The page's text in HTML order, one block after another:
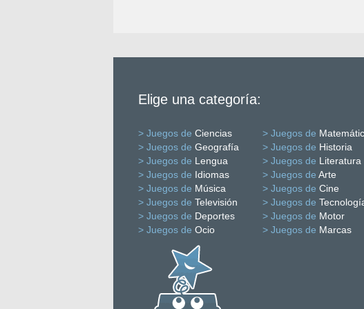
Elige una categoría:
> Juegos de Ciencias > Juegos de
> Juegos de Geografía > Juegos de Historia
> Juegos de Lengua > Juegos de Literatura
> Juegos de Idiomas > Juegos de Arte
> Juegos de Música > Juegos de Cine
> Juegos de Televisión > Juegos de
> Juegos de Deportes > Juegos de Motor
> Juegos de Ocio > Juegos de Marcas